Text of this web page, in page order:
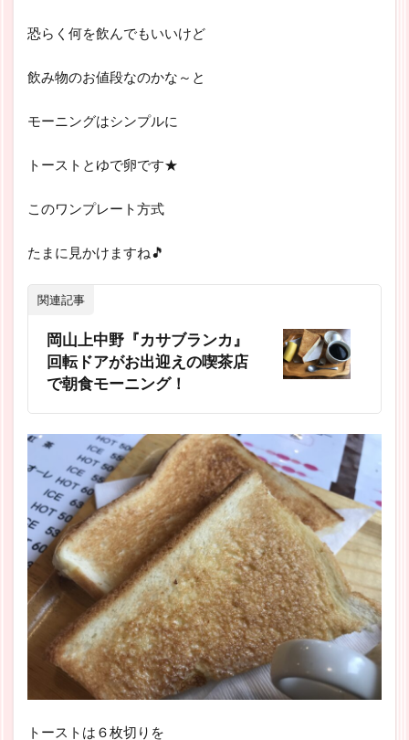
恐らく何を飲んでもいいけど
飲み物のお値段なのかな～と
モーニングはシンプルに
トーストとゆで卵です★
このワンプレート方式
たまに見かけますね🎵
関連記事
岡山上中野『カサブランカ』
回転ドアがお出迎えの喫茶店
で朝食モーニング！
トーストは６枚切りを